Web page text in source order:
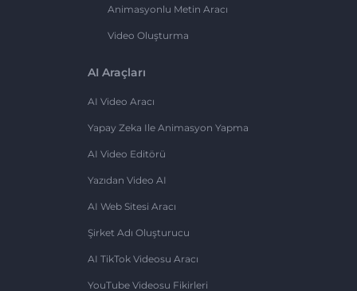
Animasyonlu Metin Aracı
Video Oluşturma
AI Araçları
AI Video Aracı
Yapay Zeka Ile Animasyon Yapma
AI Video Editörü
Yazıdan Video AI
AI Web Sitesi Aracı
Şirket Adı Oluşturucu
AI TikTok Videosu Aracı
YouTube Videosu Fikirleri